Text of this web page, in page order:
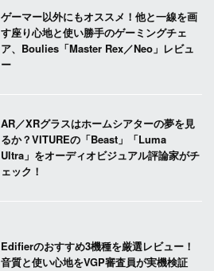
ゲーマー以外にもオススメ！他と一線を画
す座り心地と使い勝手のゲーミングチェ
ア、Boulies「Master Rex／Neo」レビュ
ー
AR／XRグラスはホームシアターの夢を見
るか？VITUREの「Beast」「Luma
Ultra」をオーディオビジュアル評論家がチ
ェック！
Edifierのおすすめ3機種を厳選レビュー！
音質と使い心地をVGP審査員が実機検証